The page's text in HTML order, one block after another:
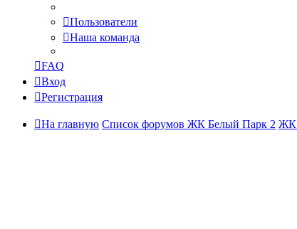
Пользователи
Наша команда
FAQ
Вход
Регистрация
На главную Список форумов ЖК Белый Парк 2 ЖК